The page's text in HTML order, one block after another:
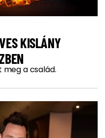
KISLÁNY
a család.